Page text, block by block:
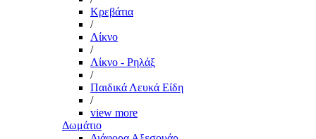
Κρεβάτια
/
Λίκνο
/
Λίκνο - Ρηλάξ
/
Παιδικά Λευκά Είδη
/
view more
Δωμάτιο